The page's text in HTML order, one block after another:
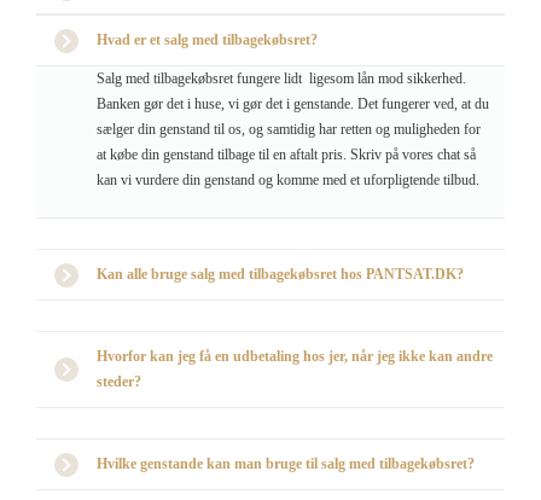
Hvad er et salg med tilbagekøbsret?
Salg med tilbagekøbsret fungere lidt ligesom lån mod sikkerhed.
Banken gør det i huse, vi gør det i genstande. Det fungerer ved, at du
sælger din genstand til os, og samtidig har retten og muligheden for
at købe din genstand tilbage til en aftalt pris. Skriv på vores chat så
kan vi vurdere din genstand og komme med et uforpligtende tilbud.
Kan alle bruge salg med tilbagekøbsret hos PANTSAT.DK?
Hvorfor kan jeg få en udbetaling hos jer, når jeg ikke kan andre
steder?
Hvilke genstande kan man bruge til salg med tilbagekøbsret?